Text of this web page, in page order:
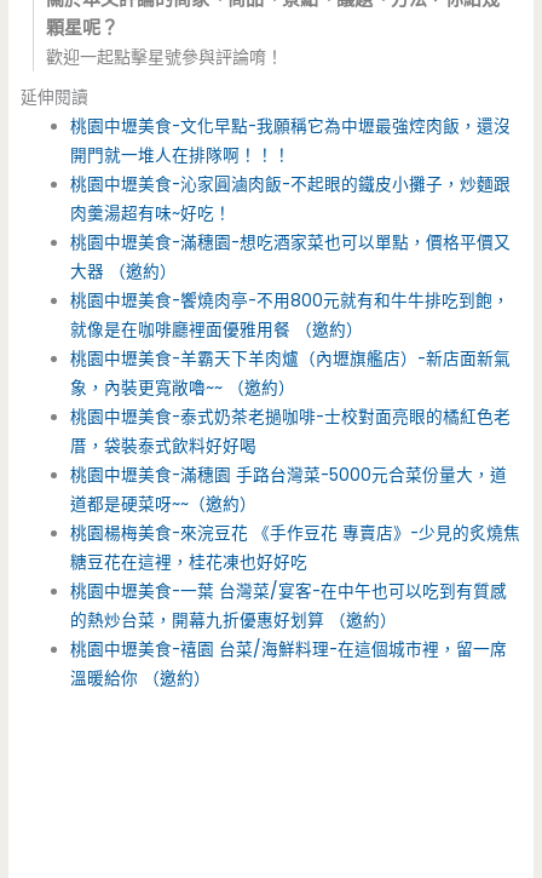
顆星呢？
歡迎一起點擊星號參與評論唷！
延伸閱讀
桃園中壢美食-文化早點-我願稱它為中壢最強焢肉飯，還沒
開門就一堆人在排隊啊！！！
桃園中壢美食-沁家圓滷肉飯-不起眼的鐵皮小攤子，炒麵跟
肉羹湯超有味~好吃！
桃園中壢美食-滿穗園-想吃酒家菜也可以單點，價格平價又
大器 （邀約）
桃園中壢美食-饗燒肉亭-不用800元就有和牛牛排吃到飽，
就像是在咖啡廳裡面優雅用餐 （邀約）
桃園中壢美食-羊霸天下羊肉爐（內壢旗艦店）-新店面新氣
象，內裝更寬敞嚕~~ （邀約）
桃園中壢美食-泰式奶茶老撾咖啡-士校對面亮眼的橘紅色老
厝，袋裝泰式飲料好好喝
桃園中壢美食-滿穗園 手路台灣菜-5000元合菜份量大，道
道都是硬菜呀~~（邀約）
桃園楊梅美食-來浣豆花 《手作豆花 專賣店》-少見的炙燒焦
糖豆花在這裡，桂花凍也好好吃
桃園中壢美食-一葉 台灣菜/宴客-在中午也可以吃到有質感
的熱炒台菜，開幕九折優惠好划算 （邀約）
桃園中壢美食-禧園 台菜/海鮮料理-在這個城市裡，留一席
溫暖給你 （邀約）